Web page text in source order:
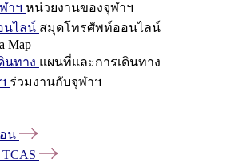
าฯ หน่วยงานของจุฬาฯ
นไลน์ สมุดโทรศัพท์ออนไลน์
Map
นทาง แผนที่และการเดินทาง
ร่วมงานกับจุฬาฯ
น
TCAS